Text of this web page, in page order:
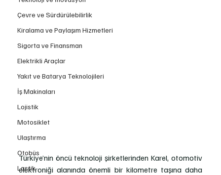
Çevre ve Sürdürülebilirlik
Kiralama ve Paylaşım Hizmetleri
Sigorta ve Finansman
Elektrikli Araçlar
Yakıt ve Batarya Teknolojileri
İş Makinaları
Lojistik
Motosiklet
Ulaştırma
Otobüs
Lastik
Türkiye’nin öncü teknoloji şirketlerinden Karel, otomotiv
elektroniği alanında önemli bir kilometre taşına daha